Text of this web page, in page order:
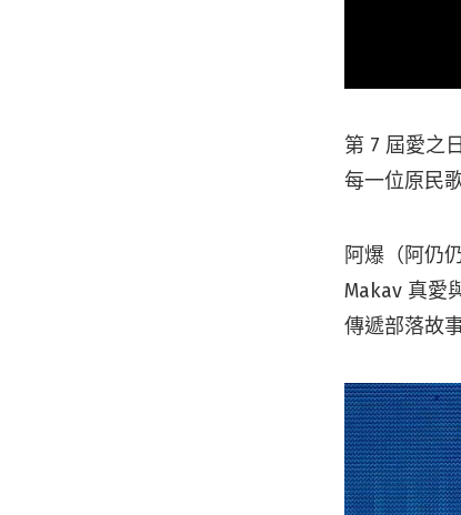
第 7 屆愛之
每一位原民
阿爆（阿仍
Makav 真愛
傳遞部落故